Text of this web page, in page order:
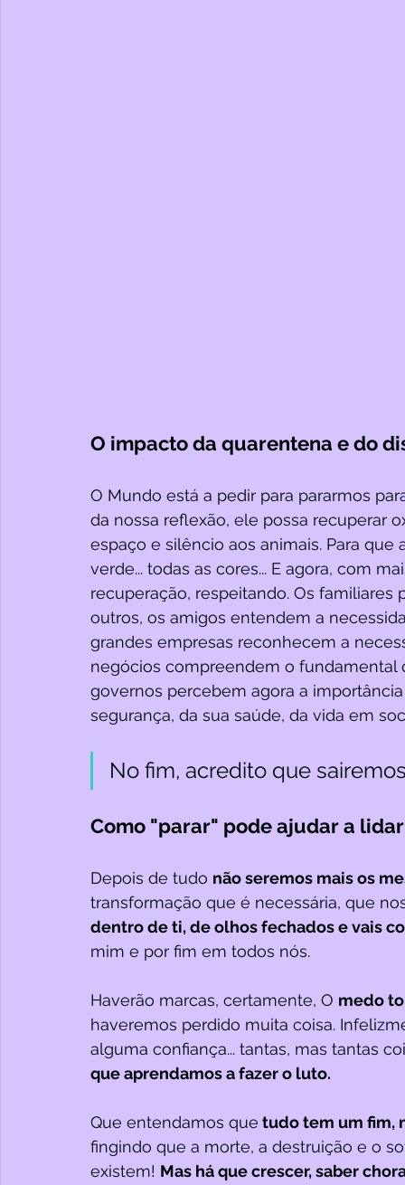
O impacto da quarentena e do
O Mundo está a pedir para pararmos
da nossa reflexão, ele possa recuperar
espaço e silêncio aos animais. Para que
verde... todas as cores... E agora, com
recuperação, respeitando. Os
outros, os amigos entendem a
grandes empresas reconhecem a
negócios compreendem o fundamental
governos percebem agora a
segurança, da sua saúde, da vida em
No fim, acredito que
Como "parar" pode ajudar a
Depois de tudo não seremos mais os
transformação que é necessária, que
dentro de ti, de olhos fechados e vais
mim e por fim em todos nós.
Haverão marcas, certamente, O medo
haveremos perdido muita coisa.
alguma confiança... tantas, mas tantas
que aprendamos a fazer o luto.
Que entendamos que tudo tem um fim,
fingindo que a morte, a destruição e o
existem! Mas há que crescer, saber